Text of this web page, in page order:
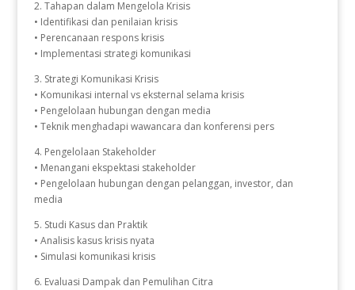
2. Tahapan dalam Mengelola Krisis
• Identifikasi dan penilaian krisis
• Perencanaan respons krisis
• Implementasi strategi komunikasi
3. Strategi Komunikasi Krisis
• Komunikasi internal vs eksternal selama krisis
• Pengelolaan hubungan dengan media
• Teknik menghadapi wawancara dan konferensi pers
4. Pengelolaan Stakeholder
• Menangani ekspektasi stakeholder
• Pengelolaan hubungan dengan pelanggan, investor, dan
media
5. Studi Kasus dan Praktik
• Analisis kasus krisis nyata
• Simulasi komunikasi krisis
6. Evaluasi Dampak dan Pemulihan Citra